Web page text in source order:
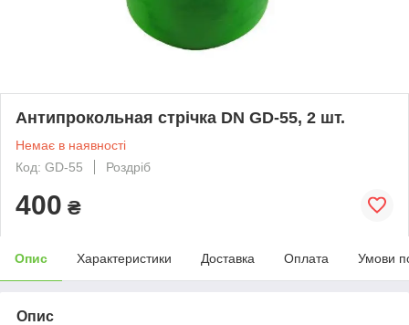
Антипрокольная стрічка DN GD-55, 2 шт.
Немає в наявності
Код: GD-55
Роздріб
400 ₴
Опис Характеристики Доставка Оплата Умови
Опис